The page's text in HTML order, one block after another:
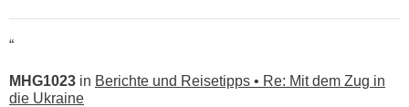
“
MHG1023 in Berichte und Reisetipps • Re: Mit dem Zug in
die Ukraine